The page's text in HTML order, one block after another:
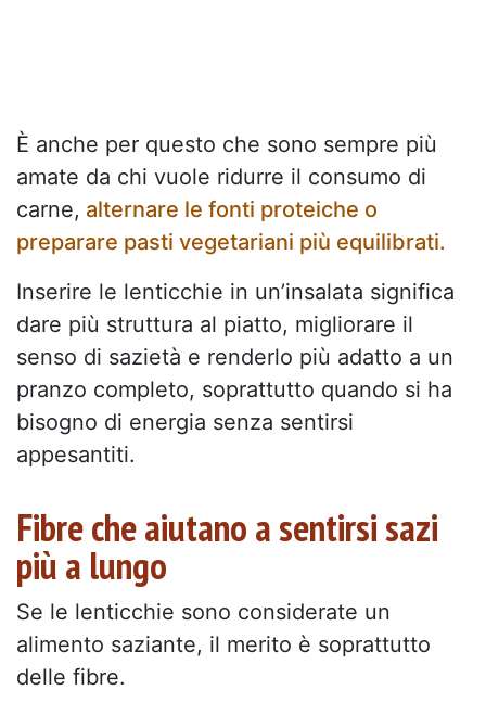
È anche per questo che sono sempre più
amate da chi vuole ridurre il consumo di
carne, alternare le fonti proteiche o
preparare pasti vegetariani più equilibrati.
Inserire le lenticchie in un’insalata significa
dare più struttura al piatto, migliorare il
senso di sazietà e renderlo più adatto a un
pranzo completo, soprattutto quando si ha
bisogno di energia senza sentirsi
appesantiti.
Fibre che aiutano a sentirsi sazi
più a lungo
Se le lenticchie sono considerate un
alimento saziante, il merito è soprattutto
delle fibre.